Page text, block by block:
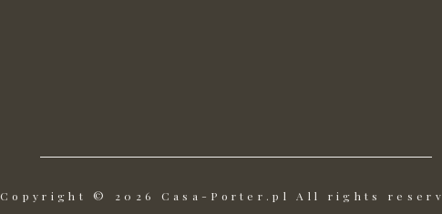
Copyright © 2026 Casa-Porter.pl All rights